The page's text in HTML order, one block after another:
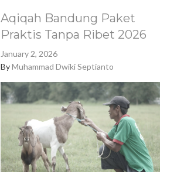
Aqiqah Bandung Paket
Praktis Tanpa Ribet 2026
January 2, 2026
ByMuhammad Dwiki Septianto